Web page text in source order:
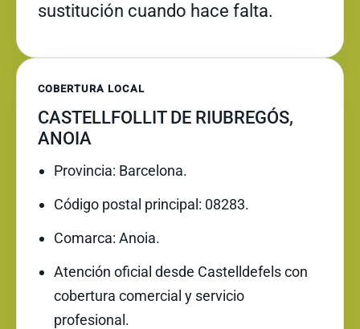
sustitución cuando hace falta.
COBERTURA LOCAL
CASTELLFOLLIT DE RIUBREGÓS,
ANOIA
Provincia: Barcelona.
Código postal principal: 08283.
Comarca: Anoia.
Atención oficial desde Castelldefels con
cobertura comercial y servicio
profesional.